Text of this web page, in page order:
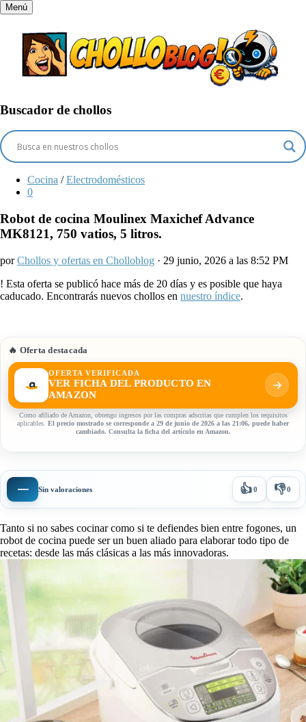
Menú
Buscador de chollos
Cocina / Electrodomésticos
0
Robot de cocina Moulinex Maxichef Advance
MK8121, 750 vatios, 5 litros.
porChollos y ofertas en Cholloblog · 29 junio, 2026 a las 8:52 PM
! Esta oferta se publicó hace más de 20 días y es posible que haya
caducado. Encontrarás nuevos chollos en nuestro índice.
🔥 Oferta destacada
OFERTA VERIFICADA
VER FICHA DEL PRODUCTO EN
AMAZON
Como afiliado de Amazon, obtengo ingresos por las compras adscritas que cumplen los requisitos
aplicables. El precio mostrado se corresponde a 29 de junio de 2026 a las 21:06, puede haber
cambiado. Consulta la ficha del artículo en Amazon.
— Sin valoraciones 👍0 👎0
Tanto si no sabes cocinar como si te defiendes bien entre fogones, un
robot de cocina puede ser un buen aliado para elaborar todo tipo de
recetas: desde las más clásicas a las más innovadoras.